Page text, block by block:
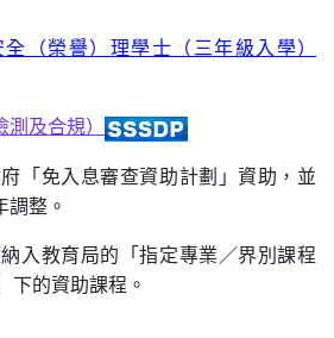
（榮譽）理學士（三年級入學）
及合規）
「免入息審查資助計劃」資助，並
整。
入教育局的「指定專業／界別課程
下的資助課程。